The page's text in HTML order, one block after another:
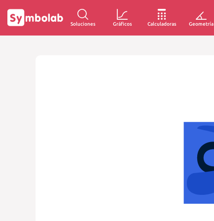
Soluciones Gráficos Calculadoras Geometría